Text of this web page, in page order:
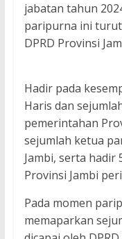
jabatan tahun
paripurna ini
DPRD Provinsi
Hadir pada
Haris dan
pemerintahan
sejumlah ketua
Jambi, serta hadir
Provinsi Jambi
Pada momen
memaparkan